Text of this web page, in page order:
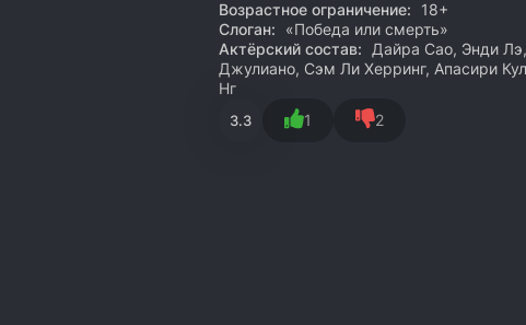
Возрастное ограничение:
18+
Слоган:
«Победа или смерть»
Актёрский состав:
Дайра Сао, Энди
Джулиано, Сэм Ли Херринг, Апасири
Нг
3.3 1 2